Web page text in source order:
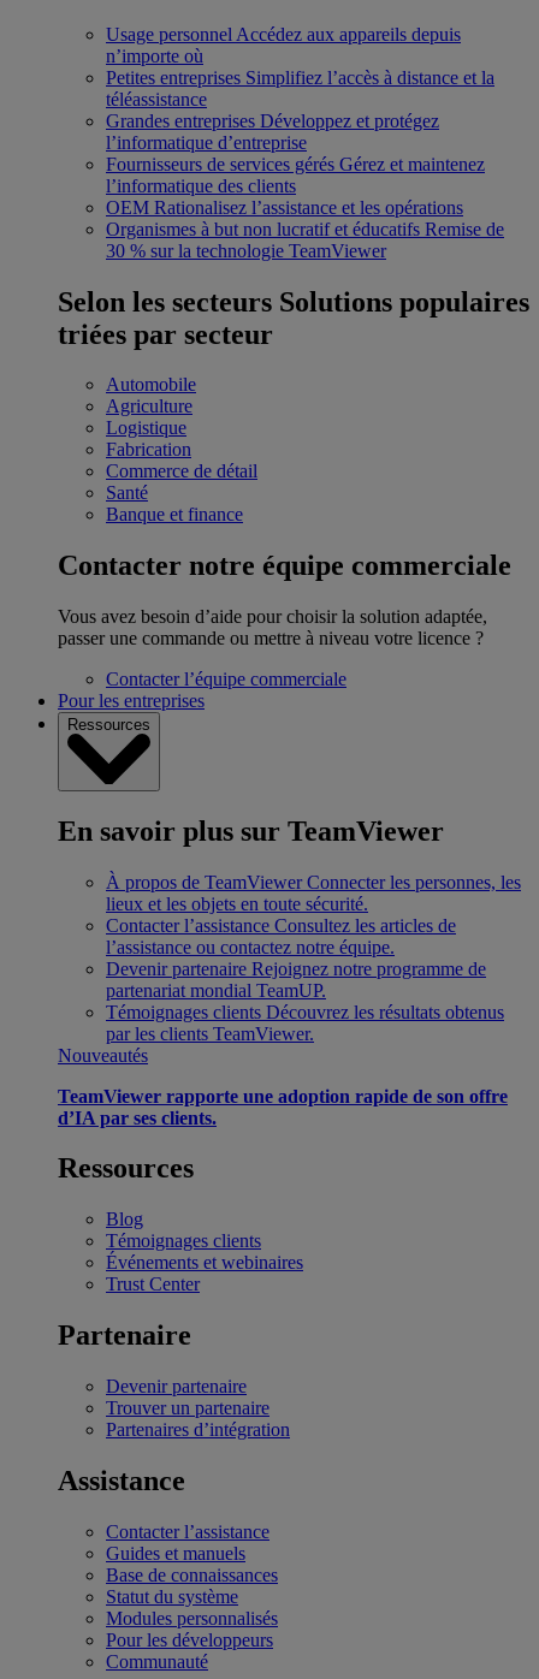
Usage personnel Accédez aux appareils depuis
n’importe où
Petites entreprises Simplifiez l’accès à distance et la
téléassistance
Grandes entreprises Développez et protégez
l’informatique d’entreprise
Fournisseurs de services gérés Gérez et maintenez
l’informatique des clients
OEM Rationalisez l’assistance et les opérations
Organismes à but non lucratif et éducatifs Remise de
30 % sur la technologie TeamViewer
Selon les secteurs Solutions populaires
triées par secteur
Automobile
Agriculture
Logistique
Fabrication
Commerce de détail
Santé
Banque et finance
Contacter notre équipe commerciale
Vous avez besoin d’aide pour choisir la solution adaptée,
passer une commande ou mettre à niveau votre licence ?
Contacter l’équipe commerciale
Pour les entreprises
Ressources
En savoir plus sur TeamViewer
À propos de TeamViewer Connecter les personnes, les
lieux et les objets en toute sécurité.
Contacter l’assistance Consultez les articles de
l’assistance ou contactez notre équipe.
Devenir partenaire Rejoignez notre programme de
partenariat mondial TeamUP.
Témoignages clients Découvrez les résultats obtenus
par les clients TeamViewer.
Nouveautés
TeamViewer rapporte une adoption rapide de son offre
d’IA par ses clients.
Ressources
Blog
Témoignages clients
Événements et webinaires
Trust Center
Partenaire
Devenir partenaire
Trouver un partenaire
Partenaires d’intégration
Assistance
Contacter l’assistance
Guides et manuels
Base de connaissances
Statut du système
Modules personnalisés
Pour les développeurs
Communauté